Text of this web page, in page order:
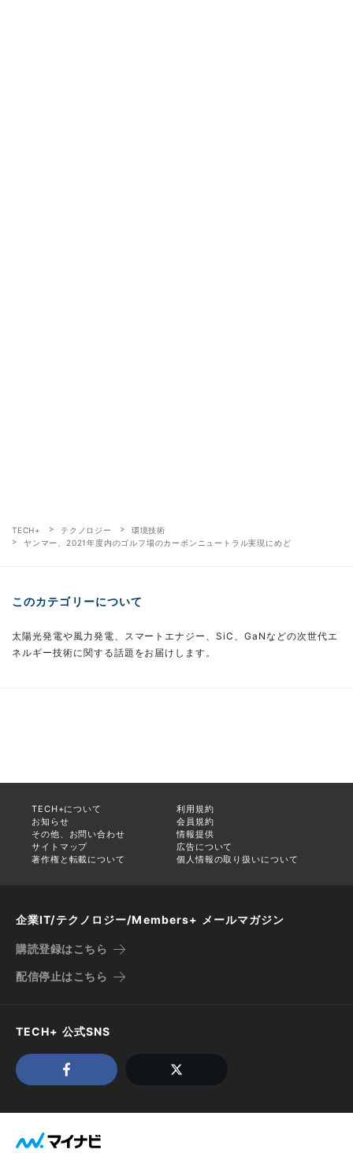
TECH+ テクノロジー
環境技術
ヤンマー、2021年度内のゴルフ場のカーボンニュートラル実現にめど
このカテゴリーについて
太陽光発電や風力発電、スマートエナジー、SiC、GaNなどの次世代エ
ネルギー技術に関する話題をお届けします。
TECH+について
利用規約
お知らせ
会員規約
その他、お問い合わせ
情報提供
サイトマップ
広告について
著作権と転載について
個人情報の取り扱いについて
企業IT/テクノロジー/Members+ メールマガジン
購読登録はこちら
配信停止はこちら
TECH+ 公式SNS